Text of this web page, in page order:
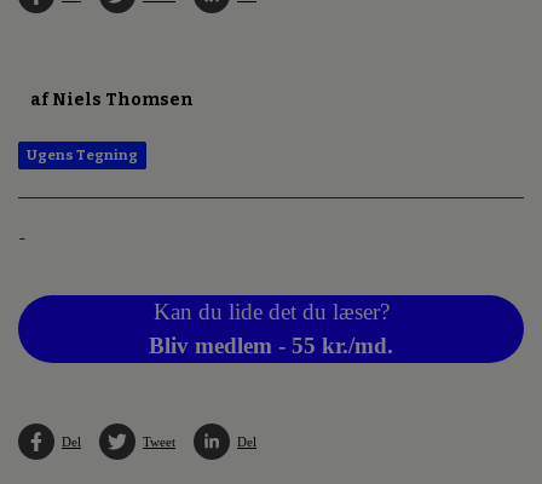
af Niels Thomsen
Ugens Tegning
-
Kan du lide det du læser?
Bliv medlem - 55 kr./md.
Del Tweet Del